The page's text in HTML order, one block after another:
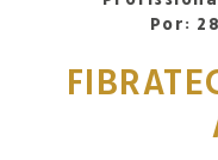
Por: